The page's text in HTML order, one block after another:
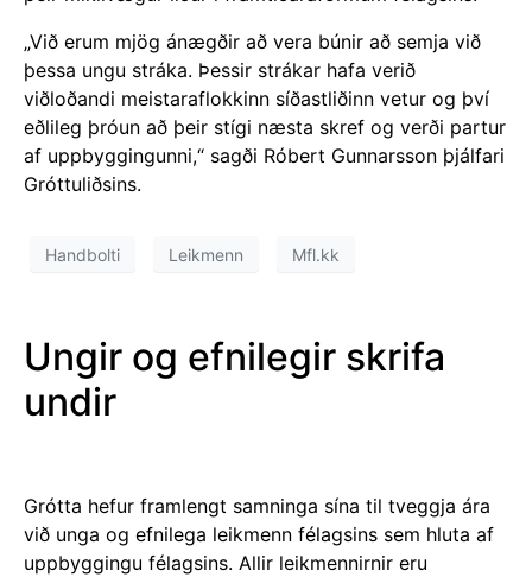
„Við erum mjög ánægðir að vera búnir að semja við
þessa ungu stráka. Þessir strákar hafa verið
viðloðandi meistaraflokkinn síðastliðinn vetur og því
eðlileg þróun að þeir stígi næsta skref og verði partur
af uppbyggingunni,“ sagði Róbert Gunnarsson þjálfari
Gróttuliðsins.
Handbolti Leikmenn Mfl.kk
Ungir og efnilegir skrifa
undir
Grótta hefur framlengt samninga sína til tveggja ára
við unga og efnilega leikmenn félagsins sem hluta af
uppbyggingu félagsins. Allir leikmennirnir eru